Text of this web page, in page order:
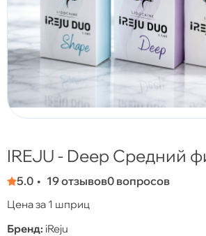
IREJU - Deep Средний
5.0 19 отзывов0 вопросов
Цена за 1 шприц
Бренд: iReju